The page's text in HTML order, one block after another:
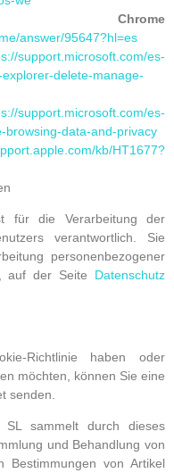
answer/95647?hl=es
support.microsoft.com/es-
delete-manage-
support.microsoft.com/es-
browsing-data-and-privacy
kb/HT1677?
für die Verarbeitung der
verantwortlich. Sie
personenbezogener
auf der Seite Datenschutz
Richtlinie haben oder
möchten, können Sie eine
senden.
SL sammelt durch dieses
und Behandlung von
Bestimmungen von Artikel